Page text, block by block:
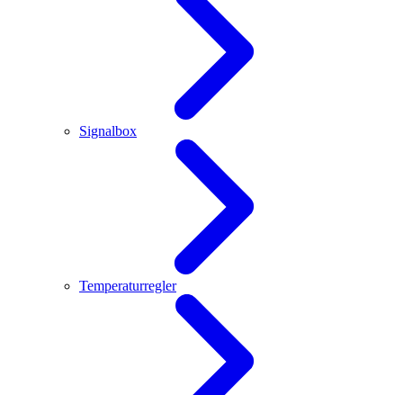
Signalbox
Temperaturregler